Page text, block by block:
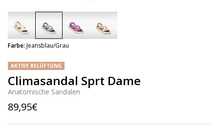
AKTIVE BELÜFTUNG
Climasandal Sprt Dame
Anatomische Sandalen
89,95€
Farbe: Jeansblau/Grau
selected